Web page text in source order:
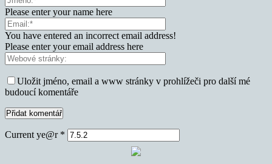
Please enter your name here
You have entered an incorrect email address!
Please enter your email address here
Uložit jméno, email a www stránky v prohlížeči pro další mé
budoucí komentáře
Current ye@r *